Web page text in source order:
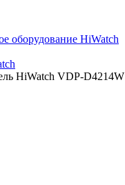
оборудование HiWatch
HiWatch VDP-D4214W